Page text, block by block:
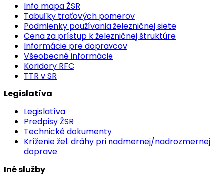
Info mapa ŽSR
Tabuľky traťových pomerov
Podmienky používania železničnej siete
Cena za prístup k železničnej štruktúre
Informácie pre dopravcov
Všeobecné informácie
Koridory RFC
TTR v SR
Legislatíva
Legislatíva
Predpisy ŽSR
Technické dokumenty
Kríženie žel. dráhy pri nadmernej/nadrozmernej
doprave
Iné služby